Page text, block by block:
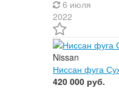
6 июля
2022
Nissan
Ниссан фуга
420 000 руб.